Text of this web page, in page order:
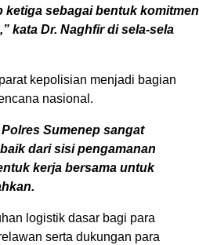
sebagai bentuk komitmen
kata Dr. Naghfir di sela-sela
kepolisian menjadi bagian
nasional.
Sumenep sangat
dari sisi pengamanan
kerja bersama untuk
logistik dasar bagi para
serta dukungan para